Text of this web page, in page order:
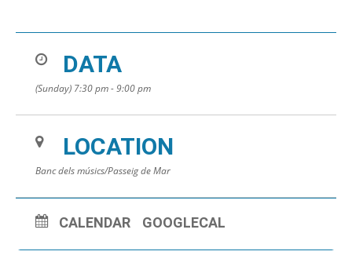
DATA
(Sunday) 7:30 pm - 9:00 pm
LOCATION
Banc dels músics/Passeig de Mar
CALENDAR GOOGLECAL